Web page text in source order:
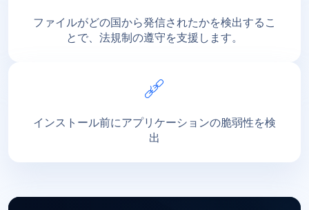
ファイルがどの国から発信されたかを検出するこ
とで、法規制の遵守を支援します。
インストール前にアプリケーションの脆弱性を検
出